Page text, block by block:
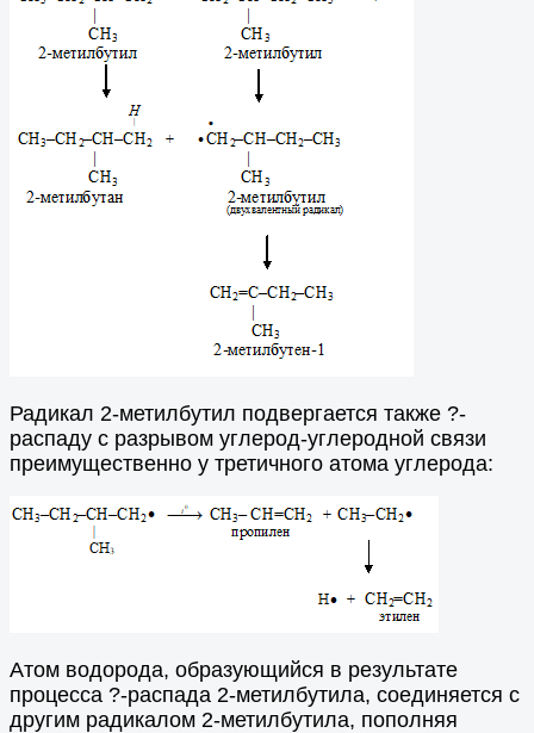
Радикал 2-метилбутил подвергается также ?-
распаду с разрывом углерод-углеродной связи
преимущественно у третичного атома углерода:
Атом водорода, образующийся в результате
процесса ?-распада 2-метилбутила, соединяется с
другим радикалом 2-метилбутила, пополняя